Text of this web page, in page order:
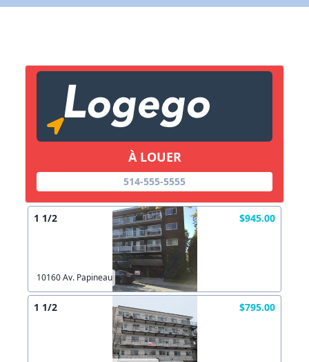
À LOUER
514-555-5555
1 1/2 $945.00
10160 Av. Papineau
1 1/2 $795.00
Copier lien